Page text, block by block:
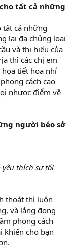
tất cả những
tất cả những
lại đa chủng loại
và thị hiếu của
thì các chị em
tiết hoa nhí
cách cao
nhược điểm về
người béo sở
thích sự tối
thoát thì luôn
và lắng đọng
phong cách
khiến cho bạn